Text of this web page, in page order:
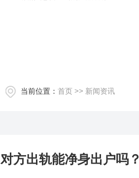
当前位置：首页 >> 新闻资讯
对方出轨能净身出户吗？